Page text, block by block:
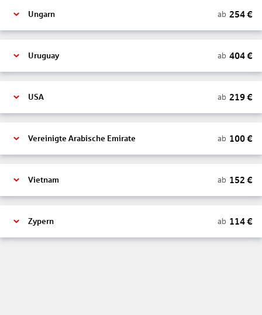
Ungarn ab 254€
Uruguay ab 404€
USA ab 219€
Vereinigte Arabische Emirate ab 100€
Vietnam ab 152 €
Zypern ab 114€